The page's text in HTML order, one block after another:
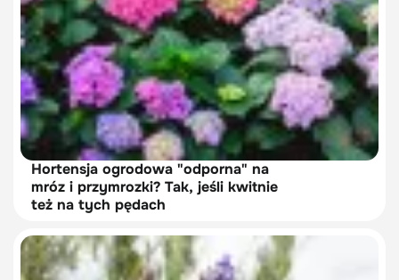
Hortensja ogrodowa "odporna" na
mróz i przymrozki? Tak, jeśli kwitnie
też na tych pędach